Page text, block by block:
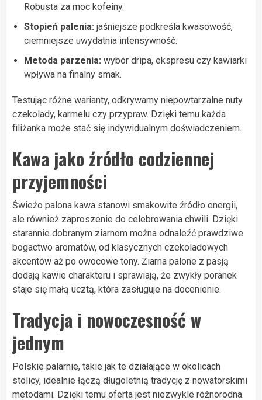
Robusta za moc kofeiny.
Stopień palenia: jaśniejsze podkreśla kwasowość,
ciemniejsze uwydatnia intensywność.
Metoda parzenia: wybór dripa, ekspresu czy kawiarki
wpływa na finalny smak.
Testując różne warianty, odkrywamy niepowtarzalne nuty
czekolady, karmelu czy przypraw. Dzięki temu każda
filiżanka może stać się indywidualnym doświadczeniem.
Kawa jako źródło codziennej
przyjemności
Świeżo palona kawa stanowi smakowite źródło energii,
ale również zaproszenie do celebrowania chwili. Dzięki
starannie dobranym ziarnom można odnaleźć prawdziwe
bogactwo aromatów, od klasycznych czekoladowych
akcentów aż po owocowe tony. Ziarna palone z pasją
dodają kawie charakteru i sprawiają, że zwykły poranek
staje się małą ucztą, która zasługuje na docenienie.
Tradycja i nowoczesność w
jednym
Polskie palarnie, takie jak te działające w okolicach
stolicy, idealnie łączą długoletnią tradycję z nowatorskimi
metodami. Dzięki temu oferta jest niezwykle różnorodna.